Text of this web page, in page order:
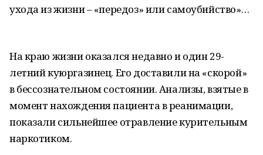
ухода из жизни – «передоз» или самоубийство»…
На краю жизни оказался недавно и один 29-
летний куюргазинец. Его доставили на «скорой»
в бессознательном состоянии. Анализы, взятые в
момент нахождения пациента в реанимации,
показали сильнейшее отравление курительным
наркотиком.